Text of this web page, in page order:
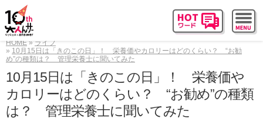
HOME
ライフ
10月15日は「きのこの日」！ 栄養価やカロリーはどのくらい？ “お勧
め”の種類は？ 管理栄養士に聞いてみた
10月15日は「きのこの日」！ 栄養価や
カロリーはどのくらい？ “お勧め”の種類
は？ 管理栄養士に聞いてみた